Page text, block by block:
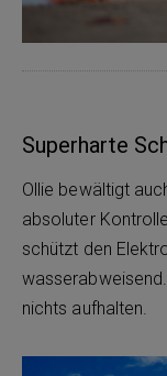
Superharte
Ollie bewältigt
absoluter
schützt den
nichts aufhalten.